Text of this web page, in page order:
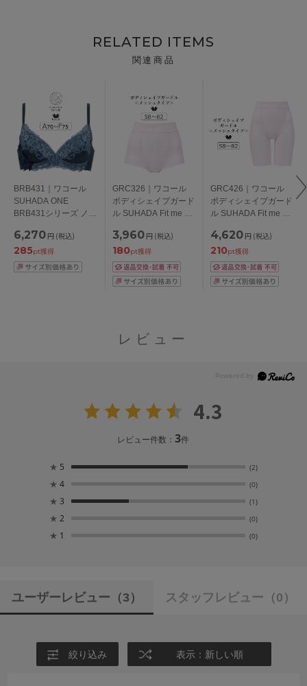
RELATED ITEMS
関連商品
BRB431｜ワコール
SUHADA ONE
BRB431シリーズ ノン
75
6,270 円 (税込)
285pt獲得
GRC326｜ワコール
ボディシェイプガード
ル SUHADA Fit me Up
ートガードル ショー
ト丈・ジャストウエス
ト 58/64/70/76/82
3,960 円 (税込)
180pt獲得
GRC426｜ワコール
ボディシェイプガード
ル SUHADA Fit me Up
グガードル ジャスト
ウエスト・ロング丈
58/64/70/76/82
4,620 円 (税込)
210pt獲得
レビュー
4.3
レビュー件数：3件
★ 5 (2)
★ 4 (0)
★ 3 (1)
★ 2 (0)
★ 1 (0)
ユーザーレビュー （3） スタッフレビュー （0）
絞り込み 表示：新しい順